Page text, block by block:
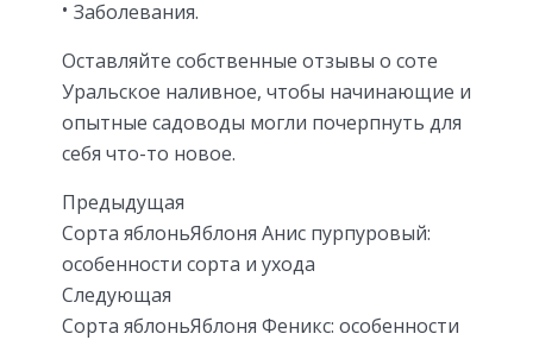
Заболевания.
Оставляйте собственные отзывы о соте
Уральское наливное, чтобы начинающие и
опытные садоводы могли почерпнуть для
себя что-то новое.
Предыдущая
Сорта яблоньЯблоня Анис пурпуровый:
особенности сорта и ухода
Следующая
Сорта яблоньЯблоня Феникс: особенности